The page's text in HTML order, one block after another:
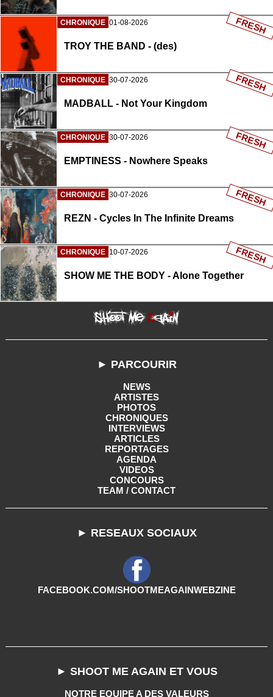
CHRONIQUE 01-08-2026
TROY THE BAND - (des)
FRESH
CHRONIQUE 30-07-2026
MADBALL - Not Your Kingdom
FRESH
CHRONIQUE 30-07-2026
EMPTINESS - Nowhere Speaks
FRESH
CHRONIQUE 30-07-2026
REZN - Cycles In The Infinite Dreams
FRESH
CHRONIQUE 10-07-2026
SHOW ME THE BODY - Alone Together
FRESH
► PARCOURIR
NEWS
ARTISTES
PHOTOS
CHRONIQUES
INTERVIEWS
ARTICLES
REPORTAGES
AGENDA
VIDEOS
CONCOURS
TEAM / CONTACT
► RESEAUX SOCIAUX
FACEBOOK.COM/SHOOTMEAGAINWEBZINE
► SHOOT ME AGAIN ET VOUS
NOTRE EQUIPE A DES VALEURS